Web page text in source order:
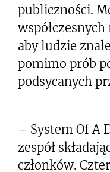
publiczności.
aby ludzie
pomimo prób
podsycanych
– System Of A
zespół
członków.